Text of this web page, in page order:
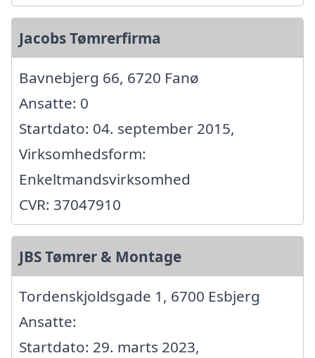
Jacobs Tømrerfirma
Bavnebjerg 66, 6720 Fanø
Ansatte: 0
Startdato: 04. september 2015,
Virksomhedsform:
Enkeltmandsvirksomhed
CVR: 37047910
JBS Tømrer & Montage
Tordenskjoldsgade 1, 6700 Esbjerg
Ansatte:
Startdato: 29. marts 2023,